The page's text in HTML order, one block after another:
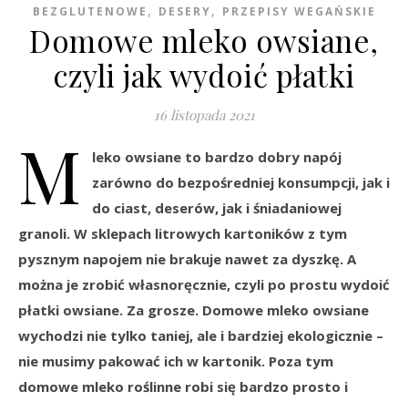
BEZGLUTENOWE , DESERY, PRZEPISY WEGAŃSKIE
Domowe mleko owsiane,
czyli jak wydoić płatki
16 listopada 2021
M
leko owsiane to bardzo dobry napój
zarówno do bezpośredniej konsumpcji, jak i
do ciast, deserów, jak i śniadaniowej
granoli. W sklepach litrowych kartoników z tym
pysznym napojem nie brakuje nawet za dyszkę. A
można je zrobić własnoręcznie, czyli po prostu wydoić
płatki owsiane. Za grosze. Domowe mleko owsiane
wychodzi nie tylko taniej, ale i bardziej ekologicznie –
nie musimy pakować ich w kartonik. Poza tym
domowe mleko roślinne robi się bardzo prosto i